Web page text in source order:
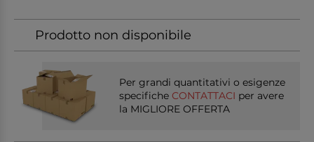
Prodotto non disponibile
Per grandi quantitativi o esigenze
specifiche CONTATTACI per avere
la MIGLIORE OFFERTA